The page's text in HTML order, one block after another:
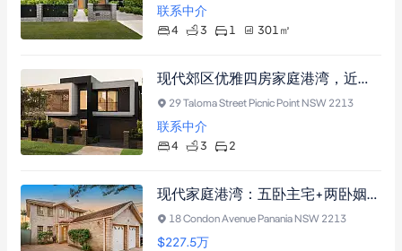
联系中介
4 3 1 301 ㎡
现代郊区优雅四房家庭港湾，近名校与公园
29 Taloma Street Picnic Point NSW 2213
联系中介
4 3 2
现代家庭港湾：五卧主宅+两卧姻亲房+附属建筑，663平方米地块近Panania Station
18 Condon Avenue Panania NSW 2213
$227.5万